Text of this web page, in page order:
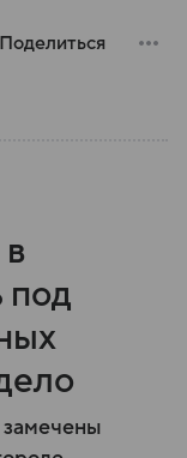
Поделиться
под
замечены